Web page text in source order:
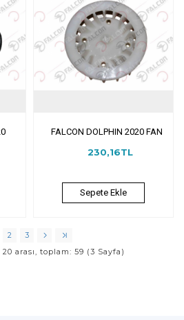
FALCON DOLPHIN 2020 FAN
230,16TL
Sepete Ekle
2
3
arası, toplam: 59 (3 Sayfa)